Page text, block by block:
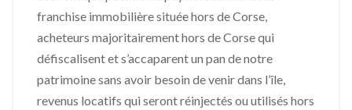
franchise immobilière située hors de Corse,
acheteurs majoritairement hors de Corse qui
défiscalisent et s’accaparent un pan de notre
patrimoine sans avoir besoin de venir dans l’île,
revenus locatifs qui seront réinjectés ou utilisés hors